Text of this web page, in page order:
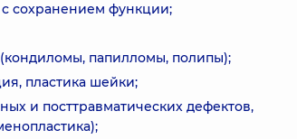
сохранением функции;
папилломы, полипы);
пластика шейки;
и посттравматических дефектов,